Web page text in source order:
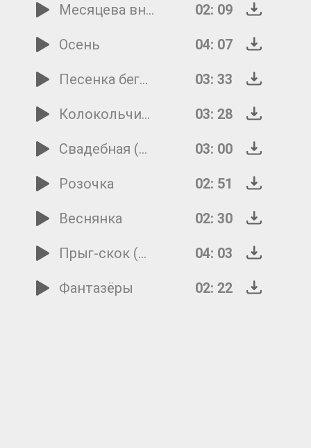
Месяцева внучка
02: 09
Осень
04: 07
Песенка бегемотов
03: 33
Колокольчики
03: 28
Свадебная (Шуточная)
03: 00
Розочка
02: 51
Веснянка
02: 30
Прыг-скок (Летняя песенка)
04: 03
Фантазёры
02: 22